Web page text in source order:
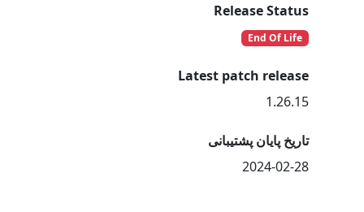
Release Status
End Of Life
Latest patch release
1.26.15
تاریخ پایان پشتیبانی
2024-02-28